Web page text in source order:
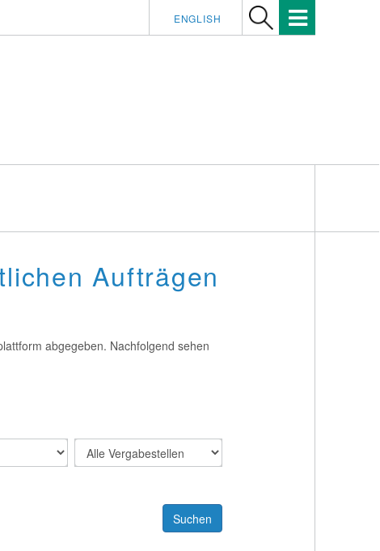
ENGLISH
Aufträgen
abgegeben. Nachfolgend sehen